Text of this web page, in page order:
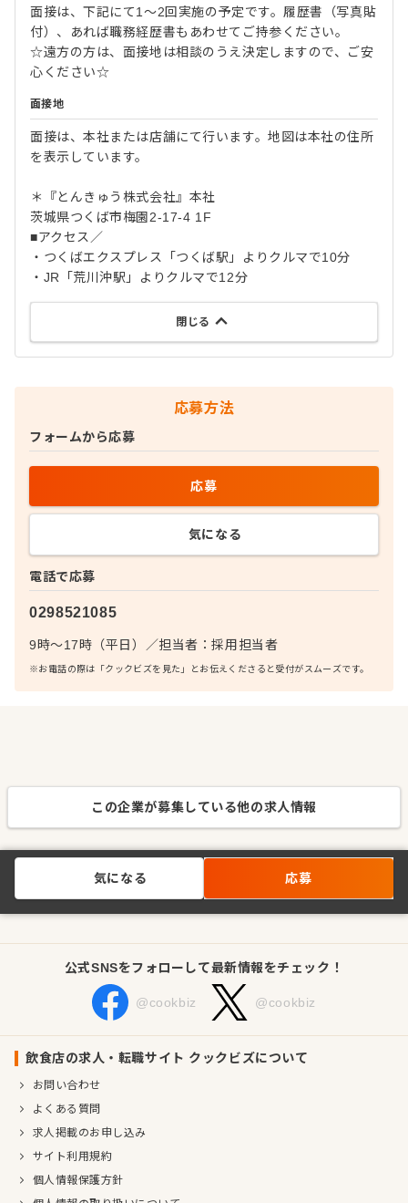
⾯接は、下記にて1～2回実施の予定です。履歴書（写真貼
付）、あれば職務経歴書もあわせてご持参ください。
☆遠⽅の⽅は、⾯接地は相談のうえ決定しますので、ご安
⼼ください☆
面接地
面接は、本社または店舗にて行います。地図は本社の住所
を表示しています。
＊『とんきゅう株式会社』本社
茨城県つくば市梅園2-17-4 1F
■アクセス／
・つくばエクスプレス「つくば駅」よりクルマで10分
・JR「荒川沖駅」よりクルマで12分
閉じる
応募方法
電話で応募
0298521085
9時～17時（平日） ／担当者：採用担当者
※お電話の際は「クックビズを見た」とお伝えくださると受付がスムーズです。
フォームから応募
応募
気になる
この企業が募集している他の求人情報
気になる 応募
公式SNSをフォローして最新情報をチェック！
@cookbiz @cookbiz
飲食店の求人・転職サイト クックビズについて
お問い合わせ
よくある質問
求人掲載のお申し込み
サイト利用規約
個人情報保護方針